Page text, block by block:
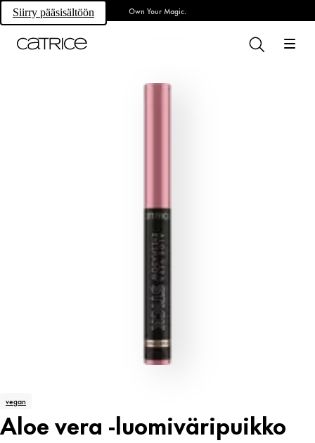
Siirry pääsisältöön Own Your Magic.
vegan
Aloe vera -luomiväripuikko